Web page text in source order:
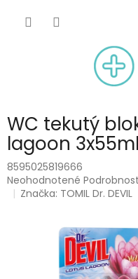
WC tekutý
lagoon 3x55ml
8595025819666
Priemerné
hodnotenie
hviezdičiek.
Neohodnotené
Značka: TOMIL Dr. DEVIL